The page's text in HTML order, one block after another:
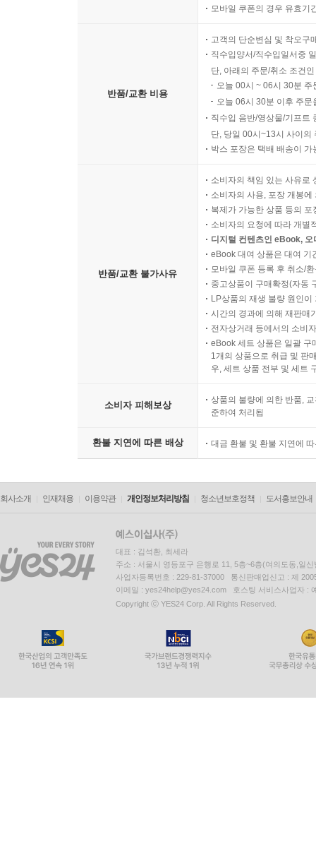
모바일 쿠폰의 경우 유효기
반품/교환 비용
고객의 단순변심 및 착오구
직수입양서/직수입일서중
단, 아래의 주문/취소 조건
오늘 00시 ~ 06시 30분
오늘 06시 30분 이후 주
직수입 음반/영상물/기프트
단, 당일 00시~13시 사이의
박스 포장은 택배 배송이
반품/교환 불가사유
소비자의 책임 있는 사유로
소비자의 사용, 포장 개봉
복제가 가능한 상품 등의
소비자의 요청에 따라 개별
디지털 컨텐츠인 eBook,
eBook 대여 상품은 대여 기
모바일 쿠폰 등록 후 취소/
중고상품이 구매확정(자동
LP상품의 재생 불량 원인
시간의 경과에 의해 재판매
전자상거래 등에서의 소비
eBook 세트 상품은 일괄 구
1개의 상품으로 취급 및 판
우, 세트 상품 전부 및 세트
소비자 피해보상
상품의 불량에 의한 반품,
준하여 처리됨
환불 지연에 따른 배상 대금 환불 및 환불 지연에
회사소개 인재채용 이용약관 개인정보처리방침 청소년보호정책 도서홍보안내
대표 : 김석환, 최세라
주소 : 서울시 영등포구 은행로 11, 5층~6층(여의도동,일신
사업자등록번호 : 229-81-37000 통신판매업신고 : 제
이메일 : yes24help@yes24.com 호스팅 서비스사업자 :
Copyright ⓒ YES24 Corp. All Rights Reserved.